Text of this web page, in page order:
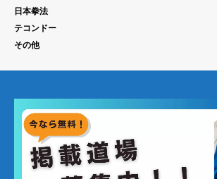
日本拳法
テコンドー
その他